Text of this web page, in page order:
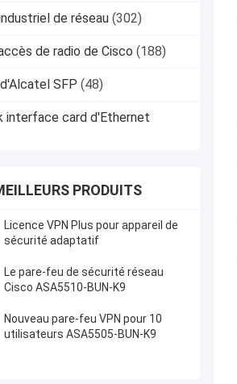
de réseau (302)
de radio de Cisco (188)
SFP (48)
interface card d'Ethernet
PRODUITS
Licence VPN Plus pour appareil de
sécurité adaptatif
Le pare-feu de sécurité réseau
Cisco ASA5510-BUN-K9
Nouveau pare-feu VPN pour 10
utilisateurs ASA5505-BUN-K9